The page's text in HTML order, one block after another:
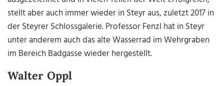
stellt aber auch immer wieder in Steyr aus, zuletzt 2017 in
der Steyrer Schlossgalerie. Professor Fenzl hat in Steyr
unter anderem auch das alte Wasserrad im Wehrgraben
im Bereich Badgasse wieder hergestellt.
Walter Oppl